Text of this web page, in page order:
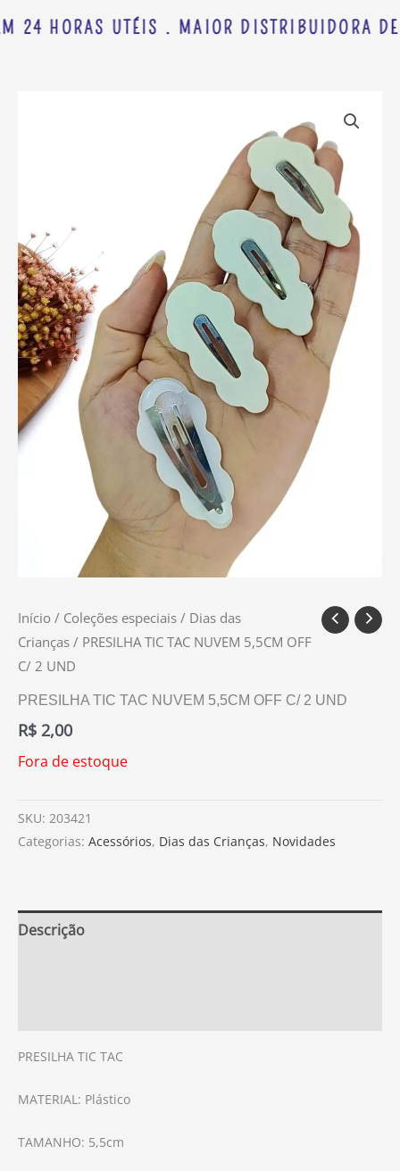
24 HORAS UTÉIS . MAIOR DISTRIBUIDORA
Início / Coleções especiais / Dias das
Crianças / PRESILHA TIC TAC NUVEM 5,5CM OFF
C/ 2 UND
PRESILHA TIC TAC NUVEM 5,5CM OFF C/ 2 UND
R$ 2,00
Fora de estoque
SKU: 203421
Categorias: Acessórios, Dias das Crianças, Novidades
Descrição
PRESILHA TIC TAC
MATERIAL: Plástico
TAMANHO: 5,5cm